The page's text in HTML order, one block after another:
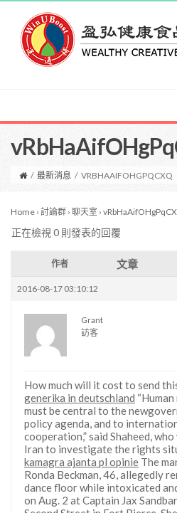
/ 最新消息 / VRBHAAIFOHGPQCXQ
Home › 討論群 › 聊天室 ›
正在檢視 0 則發表的回覆
作者 文章
2016-08-17 03:10:12
Grant
訪客
How much will it cost to send
generika in deutschland
must be central to the
policy agenda, and to
cooperation,” said Shaheed,
Iran to investigate the rights
kamagra ajanta pl opinie The
Ronda Beckman, 46, allegedly
dance floor while intoxicated
on Aug. 2 at Captain Jax